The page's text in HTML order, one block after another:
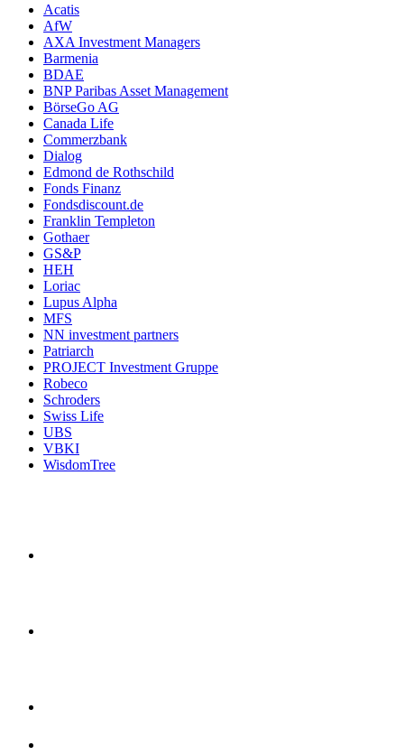
Acatis
AfW
AXA Investment Managers
Barmenia
BDAE
BNP Paribas Asset Management
BörseGo AG
Canada Life
Commerzbank
Dialog
Edmond de Rothschild
Fonds Finanz
Fondsdiscount.de
Franklin Templeton
Gothaer
GS&P
HEH
Loriac
Lupus Alpha
MFS
NN investment partners
Patriarch
PROJECT Investment Gruppe
Robeco
Schroders
Swiss Life
UBS
VBKI
WisdomTree